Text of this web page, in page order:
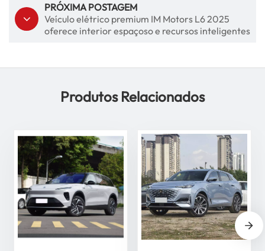
PRÓXIMA POSTAGEM
Veículo elétrico premium IM Motors L6 2025
oferece interior espaçoso e recursos inteligentes
Produtos Relacionados